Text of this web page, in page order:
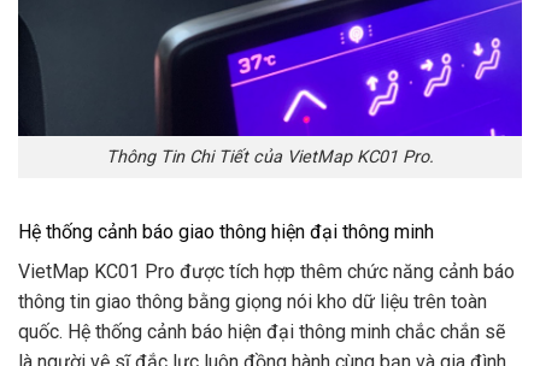
Thông Tin Chi Tiết của VietMap KC01 Pro.
Hệ thống cảnh báo giao thông hiện đại thông minh
VietMap KC01 Pro được tích hợp thêm chức năng cảnh báo
thông tin giao thông bằng giọng nói kho dữ liệu trên toàn
quốc. Hệ thống cảnh báo hiện đại thông minh chắc chắn sẽ